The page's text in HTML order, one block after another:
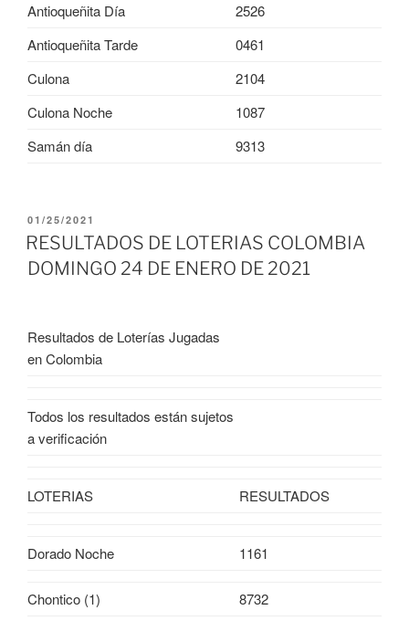
Antioqueñita Día
2526
Antioqueñita Tarde
0461
Culona
2104
Culona Noche
1087
Samán día
9313
PUBLICADO
EL
01/25/2021
RESULTADOS DE LOTERIAS COLOMBIA
DOMINGO 24 DE ENERO DE 2021
Resultados de Loterías Jugadas
en Colombia
Todos los resultados están sujetos
a verificación
LOTERIAS RESULTADOS
Dorado Noche 1161
Chontico (1) 8732